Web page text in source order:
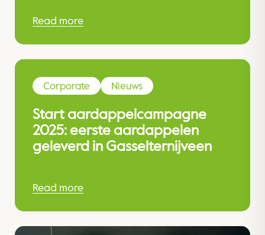
Read more
Corporate Nieuws
Start aardappelcampagne
2025: eerste aardappelen
geleverd in Gasselternijveen
Read more